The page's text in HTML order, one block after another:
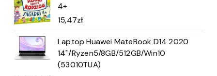
4+
15,47zł
Laptop Huawei MateBook D14 2020
14"/Ryzen5/8GB/512GB/Win10
(53010TUA)